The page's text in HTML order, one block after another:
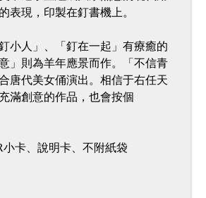
表現，印製在釘書機上。
小人」、「釘在一起」有療癒的
」則為羊年應景而作。「不信青
唐代美女俑演出。相信于右任天
滿創意的作品，也會按個
卡、說明卡、不附紙袋